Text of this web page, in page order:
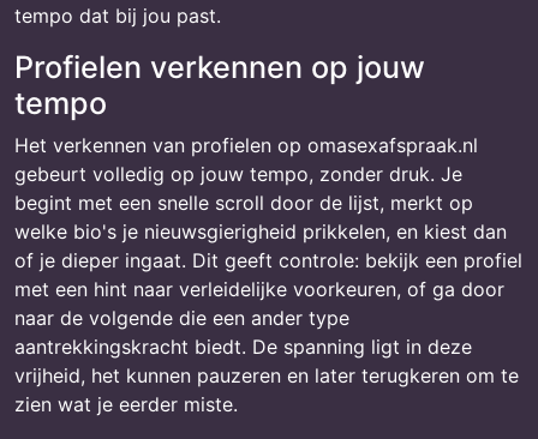
tempo dat bij jou past.
Profielen verkennen op jouw
tempo
Het verkennen van profielen op omasexafspraak.nl
gebeurt volledig op jouw tempo, zonder druk. Je
begint met een snelle scroll door de lijst, merkt op
welke bio's je nieuwsgierigheid prikkelen, en kiest dan
of je dieper ingaat. Dit geeft controle: bekijk een profiel
met een hint naar verleidelijke voorkeuren, of ga door
naar de volgende die een ander type
aantrekkingskracht biedt. De spanning ligt in deze
vrijheid, het kunnen pauzeren en later terugkeren om te
zien wat je eerder miste.